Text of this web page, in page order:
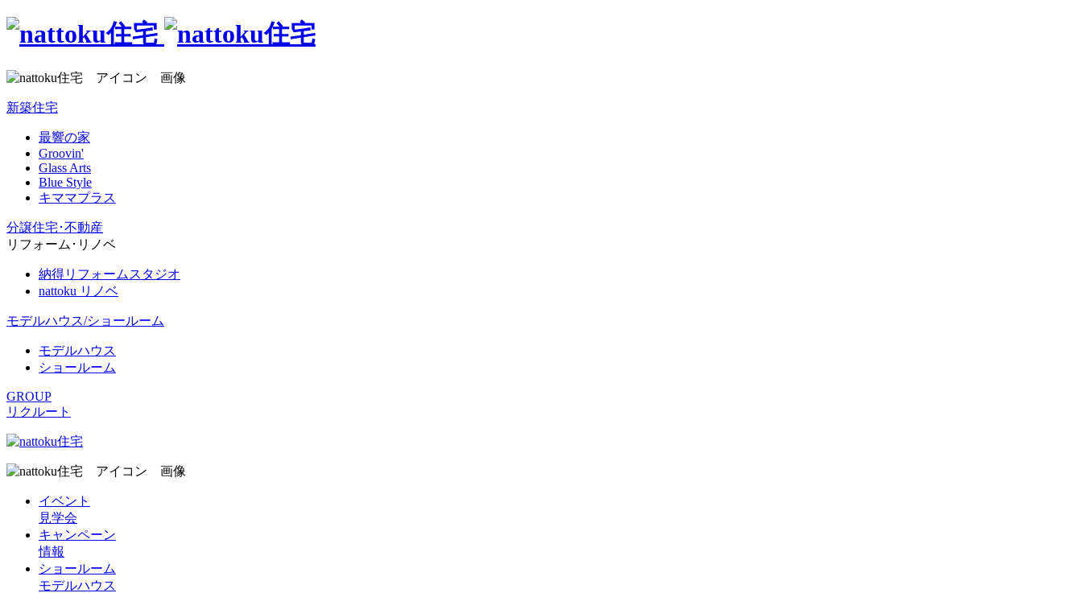
新築住宅
最響の家
Groovin'
Glass Arts
Blue Style
キママプラス
分譲住宅･不動産
リフォーム･リノベ
納得リフォームスタジオ
nattoku リノベ
モデルハウス/ショールーム
モデルハウス
ショールーム
GROUP
リクルート
イベント
見学会
キャンペーン
情報
ショールーム
モデルハウス